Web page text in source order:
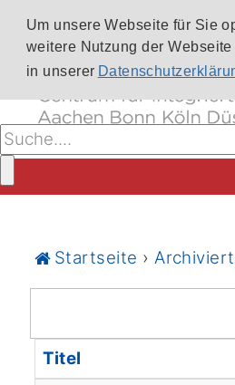
Um unsere Webseite für Sie
weitere Nutzung der
in unserer
Startseite ›
Titel